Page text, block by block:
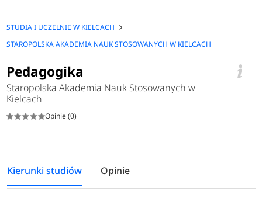
STUDIA I UCZELNIE W KIELCACH
STAROPOLSKA AKADEMIA NAUK STOSOWANYCH W KIELCACH
Pedagogika
Staropolska Akademia Nauk Stosowanych w
Kielcach
Opinie (0)
Kierunki studiów Opinie